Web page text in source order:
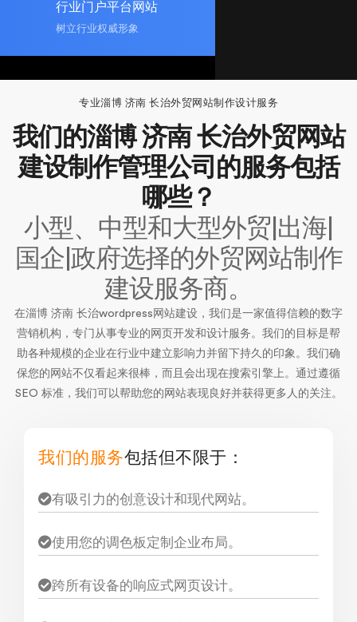
行业门户平台网站
树立行业权威形象
专业淄博 济南 长治外贸网站制作设计服务
我们的淄博 济南 长治外贸网站
建设制作管理公司的服务包括
哪些？
小型、中型和大型外贸|出海|
国企|政府选择的外贸网站制作
建设服务商。
在淄博 济南 长治wordpress网站建设，我们是一家值得信赖的数字
营销机构，专门从事专业的网页开发和设计服务。我们的目标是帮
助各种规模的企业在行业中建立影响力并留下持久的印象。我们确
保您的网站不仅看起来很棒，而且会出现在搜索引擎上。通过遵循
SEO 标准，我们可以帮助您的网站表现良好并获得更多人的关注。
我们的服务包括但不限于：
有吸引力的创意设计和现代网站。
使用您的调色板定制企业布局。
跨所有设备的响应式网页设计。